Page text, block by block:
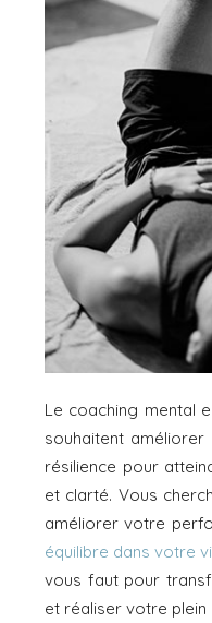
Le coaching mental
souhaitent
résilience pour
et clarté. Vous
améliorer votre
équilibre dans votre
vous faut pour
et réaliser votre plein